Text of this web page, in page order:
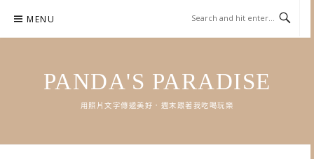
content
MENU
PANDA'S PARADISE
用照片文字傳遞美好．週末跟著我吃喝玩樂